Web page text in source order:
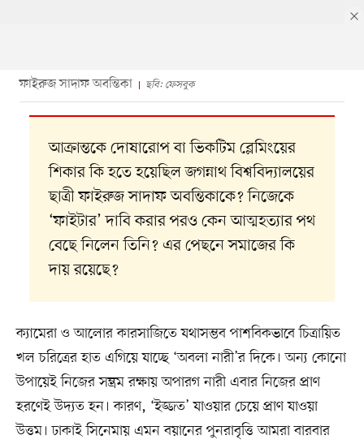
ফাইরুজ সাদাফ অবন্তিকা ছবি: ফেসবুক
আক্রান্তকে দোষারোপ বা ভিকটিম ব্লেমিংয়ের
শিকার কি হতে হয়েছিল জগন্নাথ বিশ্ববিদ্যালয়ের
ছাত্রী ফাইরুজ সাদাফ অবন্তিকাকে? নিজেকে
‘ফাইটার’ দাবি করার পরও কেন আত্মহত্যার পথ
বেছে নিলেন তিনি? এর পেছনে সমাজের কি
দায় রয়েছে?
ক্যামেরা ও আলোর কারসাজিতে যথাসম্ভব পাশবিকভাবে চিত্রায়িত
খল চরিত্রের হাত এগিয়ে যাচ্ছে ‘অবলা নারী’র দিকে। অন্য কোনো
উপায়েই নিজের সম্ভ্রম রক্ষায় অপারগ নারী এবার নিজের প্রাণ
হরণেই উদ্যত হন। কারণ, ‘ইজ্জত’ যাওয়ার চেয়ে প্রাণ যাওয়া
উত্তম। ঢাকাই সিনেমায় এমন বয়ানের পুনরাবৃত্তি আমরা বারবার